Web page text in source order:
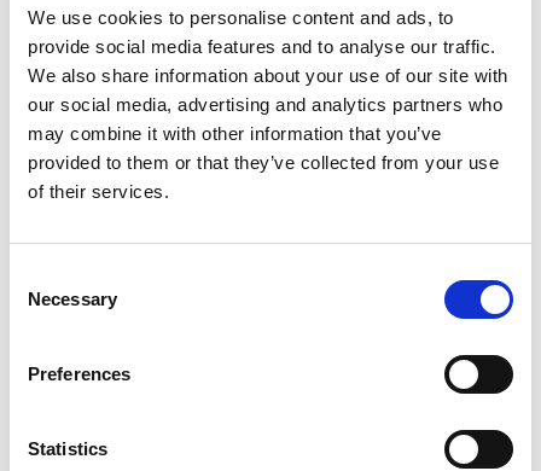
We use cookies to personalise content and ads, to
provide social media features and to analyse our traffic.
We also share information about your use of our site with
our social media, advertising and analytics partners who
may combine it with other information that you’ve
provided to them or that they’ve collected from your use
of their services.
Selection
Necessary
Preferences
Statistics
10 srpna 2026
Výzva na podporu energetických úspor podniků
je znovu aktivní